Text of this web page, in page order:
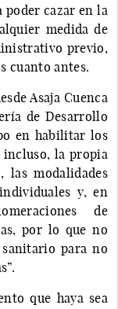
poder cazar en la
medida de
previo,
cuanto antes.
Asaja Cuenca
de Desarrollo
en habilitar los
incluso, la propia
las modalidades
y, en
de
por lo que no
para no
que haya sea